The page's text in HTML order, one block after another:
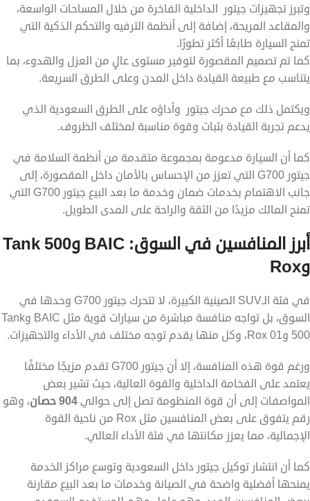
وتبرز تجهيزات جيتور الداخلية الفاخرة من خلال المساحات الواسعة،
والمقاعد المريحة، إضافة إلى أنظمة الترفيه والتحكم الذكية التي
تمنح السيارة طابعًا أكثر تطورًا.
كما تم تصميم المقصورة لتوفير مستوى عالٍ من العزل والهدوء، بما
يتناسب مع طبيعة القيادة داخل المدن وعلى الطرق السريعة.
ويكتمل ذلك مع محرك جيتور وأداؤه على الطرق السعودية الذي
يدعم تجربة القيادة بثبات وقوة مناسبة لمختلف الظروف.
كما أن السيارة مدعومة بمجموعة متقدمة من أنظمة السلامة في
جيتور G700 التي تعزز من الإحساس بالأمان داخل المقصورة، إلى
جانب الاهتمام بخدمات ضمان وخدمة ما بعد البيع جيتور G700 التي
تمنح المالك مزيدًا من الثقة والراحة على المدى الطويل.
أبرز المنافسين في السوق: BAIC وTank 500
وRox
في فئة الـSUV الصينية الكبيرة، لا تتحرك جيتور G700 وحدها في
السوق، بل تواجه منافسة مباشرة من سيارات قوية مثل BAIC وTank
500 وRox 01، وكل منها يقدم توجه مختلف في الأداء والتجهيزات.
ورغم قوة هذه المنافسة، إلا أن جيتور G700 تقدم مزيجًا مختلفًا
يعتمد على الفخامة الداخلية والقوة العالية، حيث تشير بعض
المواصفات إلى أن قوة المنظومة تصل إلى حوالي904 حصان
، وهو
رقم يتفوق على بعض المنافسين مثل Rox من ناحية القوة
الإجمالية، مما يعزز مكانتها في فئة الأداء العالي.
كما أن انتشار توكيل جيتور داخل السعودية وتوسع مراكز الخدمة
يمنحها أفضلية واضحة في الصيانة وخدمات ما بعد البيع مقارنة